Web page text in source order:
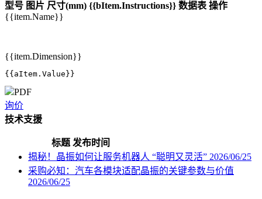
型号 图片 尺寸(mm) {{bItem.Instructions}} 数据表 操作
{{item.Name}}
{{item.Dimension}}
{{aItem.Value}}
PDF
询价
技术支援
标题 发布时间
揭秘！晶振如何让服务机器人 “聪明又灵活” 2026/06/25
采购必知：汽车各模块适配晶振的关键参数与价值
2026/06/25